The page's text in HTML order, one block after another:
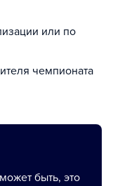
или по
чемпионата
быть, это